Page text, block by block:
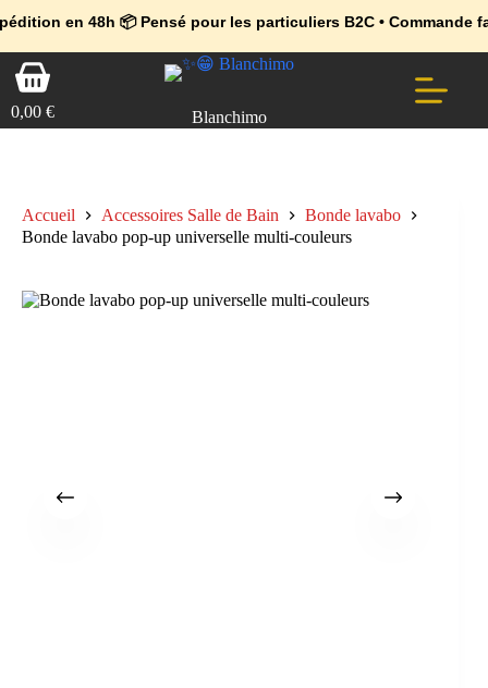
📦 Pensé pour les particuliers B2C • Commande facile et
🔥 Déjà adopté par les pros 👉 Passez en Espace Pro B2B 📦
💼 Offres réservées aux professionnels 🚀 Rejoignez l’Espace Pro
PasserPanier
d’achat
0,00 € Blanchimo
Accueil Accessoires Salle de Bain
Bonde lavabo
Bonde lavabo pop-up universelle multi-couleurs